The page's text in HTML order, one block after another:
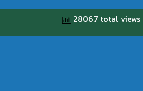
28067 total views